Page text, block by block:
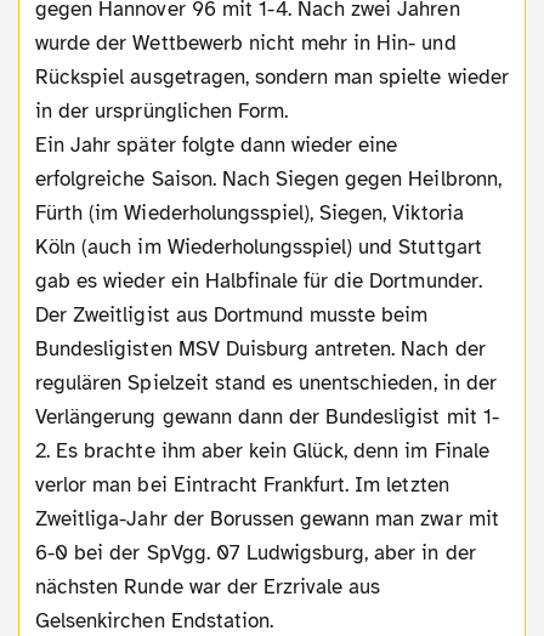
gegen Hannover 96 mit 1-4. Nach zwei Jahren
wurde der Wettbewerb nicht mehr in Hin- und
Rückspiel ausgetragen, sondern man spielte wieder
in der ursprünglichen Form.
Ein Jahr später folgte dann wieder eine
erfolgreiche Saison. Nach Siegen gegen Heilbronn,
Fürth (im Wiederholungsspiel), Siegen, Viktoria
Köln (auch im Wiederholungsspiel) und Stuttgart
gab es wieder ein Halbfinale für die Dortmunder.
Der Zweitligist aus Dortmund musste beim
Bundesligisten MSV Duisburg antreten. Nach der
regulären Spielzeit stand es unentschieden, in der
Verlängerung gewann dann der Bundesligist mit 1-
2. Es brachte ihm aber kein Glück, denn im Finale
verlor man bei Eintracht Frankfurt. Im letzten
Zweitliga-Jahr der Borussen gewann man zwar mit
6-0 bei der SpVgg. 07 Ludwigsburg, aber in der
nächsten Runde war der Erzrivale aus
Gelsenkirchen Endstation.